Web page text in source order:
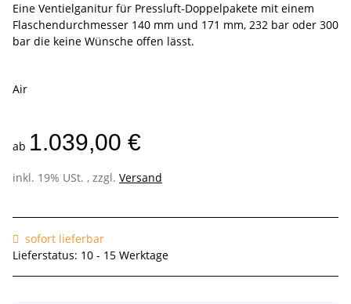
Eine Ventielganitur für Pressluft-Doppelpakete mit einem
Flaschendurchmesser 140 mm und 171 mm, 232 bar oder 300
bar die keine Wünsche offen lässt.
Air
ab 1.039,00 €
inkl. 19% USt. , zzgl. Versand
sofort lieferbar
Lieferstatus: 10 - 15 Werktage